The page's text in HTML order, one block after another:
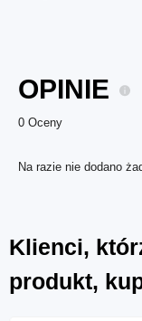
OPINIE
0 Oceny
Na razie nie dodano
Klienci,
produkt,